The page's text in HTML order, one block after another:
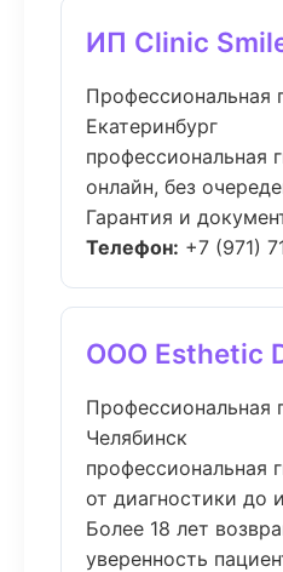
ИП Clinic
Профессиональная
Екатеринбург
профессиональная
онлайн, без
Гарантия и
Телефон: +7 (971)
ООО Esthetic
Профессиональная
Челябинск
профессиональная
от диагностики до
Более 18 лет
уверенность